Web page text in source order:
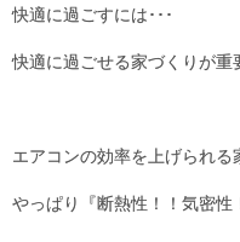
快適に過ごすには･･･
快適に過ごせる家づくりが重
エアコンの効率を上げられる
やっぱり『断熱性！！気密性